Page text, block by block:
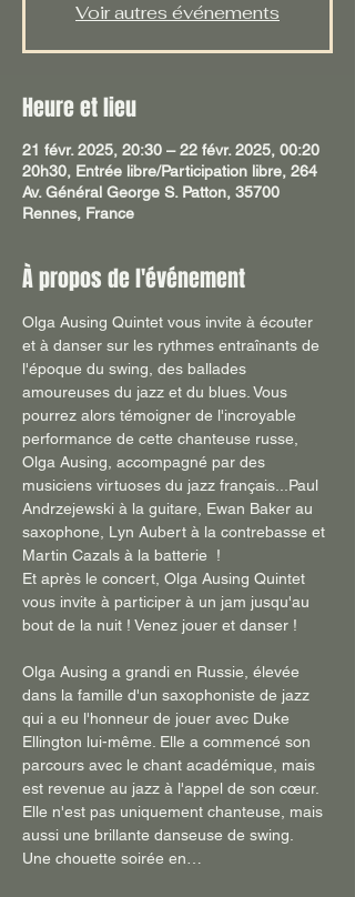
Voir autres événements
Heure et lieu
21 févr. 2025, 20:30 – 22 févr. 2025, 00:20
20h30, Entrée libre/Participation libre, 264
Av. Général George S. Patton, 35700
Rennes, France
À propos de l'événement
Olga Ausing Quintet vous invite à écouter
et à danser sur les rythmes entraînants de
l'époque du swing, des ballades
amoureuses du jazz et du blues. Vous
pourrez alors témoigner de l'incroyable
performance de cette chanteuse russe,
Olga Ausing, accompagné par des
musiciens virtuoses du jazz français...Paul
Andrzejewski à la guitare, Ewan Baker au
saxophone, Lyn Aubert à la contrebasse et
Martin Cazals à la batterie  !
Et après le concert, Olga Ausing Quintet
vous invite à participer à un jam jusqu'au
bout de la nuit ! Venez jouer et danser !
Olga Ausing a grandi en Russie, élevée
dans la famille d'un saxophoniste de jazz
qui a eu l'honneur de jouer avec Duke
Ellington lui-même. Elle a commencé son
parcours avec le chant académique, mais
est revenue au jazz à l'appel de son cœur.
Elle n'est pas uniquement chanteuse, mais
aussi une brillante danseuse de swing.
Une chouette soirée en…